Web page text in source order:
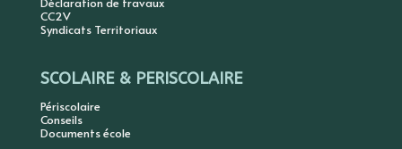
CC2V
Syndicats Territoriaux
SCOLAIRE & PERISCOLAIRE
Périscolaire
Conseils
Documents école